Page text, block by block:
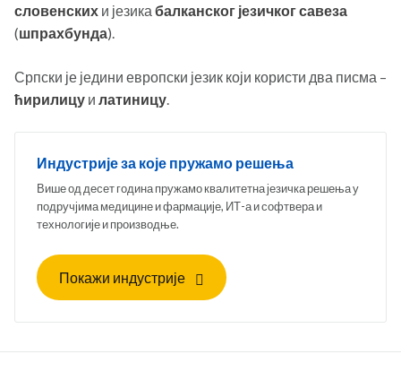
словенских и језика балканског језичког савеза
(шпрахбунда).
Српски је једини европски језик који користи два писма –
ћирилицу и латиницу
Индустрије за које пружамо решења
Више од десет година пружамо квалитетна језичка решења у
подручјима медицине и фармације, ИТ-а и софтвера и
технологије и производње.
Покажи индустрије